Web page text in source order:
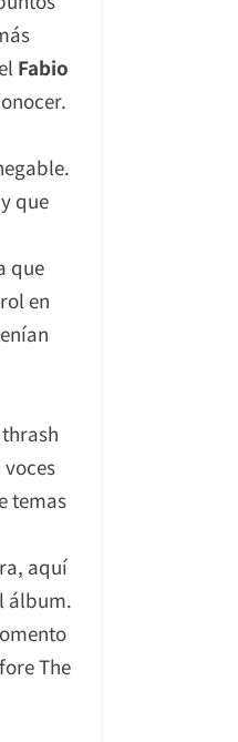
Fabio
que
que
en
temas
aquí
álbum.
The